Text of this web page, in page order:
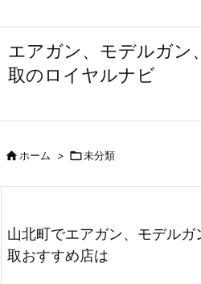
エアガン、モデルガン
取のロイヤルナビ
ホーム > 未分類
山北町でエアガン、モデル
取おすすめ店は